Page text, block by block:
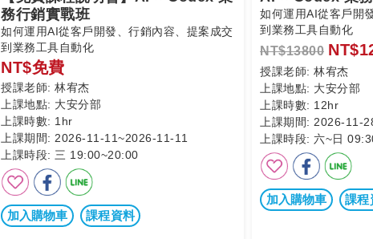
務行銷實戰班
如何運用AI從客戶開發、行銷內容、提案成交
到業務工具自動化
NT$免費
授課老師: 林宥杰
上課地點: 大安分部
上課時數: 1hr
上課期間: 2026-11-11~2026-11-11
上課時段: 三 19:00~20:00
加入購物車 課程資料
如何運用AI從客戶開
到業務工具自動化
NT$13800
授課老師: 林宥杰
上課地點: 大安分部
上課時數: 12hr
上課期間: 2026-11-
上課時段: 六~日
加入購物車 課程